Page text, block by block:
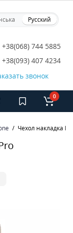
Русский
+38(068) 744 5885
+38(093) 407 4234
звонок
0
Чехол накладка